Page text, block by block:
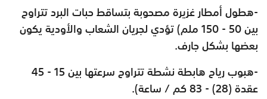
-هطول أمطار غزيرة مصحوبة بتساقط حبات البرد تتراوح
بين 50 - 150 ملم) تؤدي لجريان
الشعاب والأودية يكون
بعضها بشكل جارف.
-هبوب رياح هابطة نشطة تتراوح سرعتها بين 15 - 45
عقدة (28) - 83 كم / ساعة).